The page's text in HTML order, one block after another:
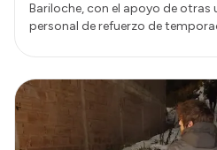
Bariloche, con el apoyo de otras
personal de refuerzo de